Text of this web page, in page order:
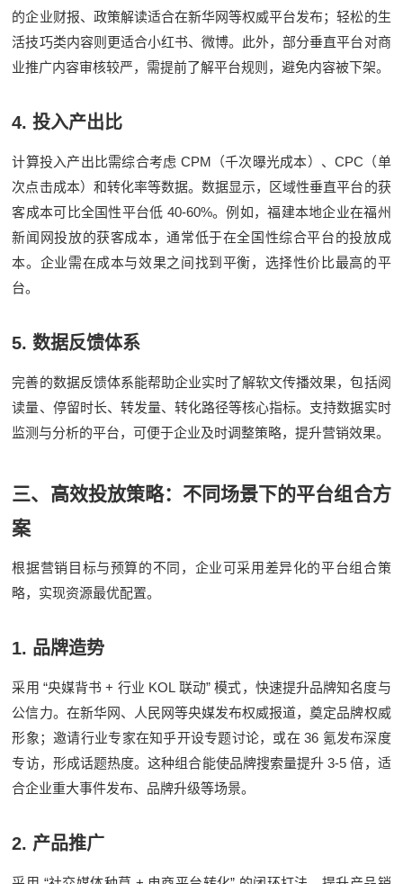
的企业财报、政策解读适合在新华网等权威平台发布；轻松的生
活技巧类内容则更适合小红书、微博。此外，部分垂直平台对商
业推广内容审核较严，需提前了解平台规则，避免内容被下架。
4.投入产出比
计算投入产出比需综合考虑 CPM （千次曝光成本）、CPC （单
次点击成本）和转化率等数据。数据显示，区域性垂直平台的获
客成本可比全国性平台低 40-60%。例如，福建本地企业在福州
新闻网投放的获客成本，通常低于在全国性综合平台的投放成
本。企业需在成本与效果之间找到平衡，选择性价比最高的平
台。
5.数据反馈体系
完善的数据反馈体系能帮助企业实时了解软文传播效果，包括阅
读量、停留时长、转发量、转化路径等核心指标。支持数据实时
监测与分析的平台，可便于企业及时调整策略，提升营销效果。
三、高效投放策略：不同场景下的平台组合方
案
根据营销目标与预算的不同，企业可采用差异化的平台组合策
略，实现资源最优配置。
1. 品牌造势
采用 “央媒背书+ 行业 KOL 联动”模式，快速提升品牌知名度与
公信力。在新华网、人民网等央媒发布权威报道，奠定品牌权威
形象；邀请行业专家在知乎开设专题讨论，或在36 氪发布深度
专访，形成话题热度。这种组合能使品牌搜索量提升3-5倍，适
合企业重大事件发布、品牌升级等场景。
2. 产品推广